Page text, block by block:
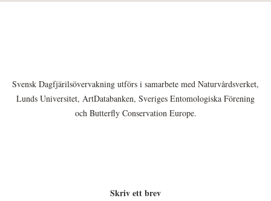
Svensk Dagfjärilsövervakning utförs i samarbete med Naturvårdsverket,
Lunds Universitet, ArtDatabanken, Sveriges Entomologiska Förening
och Butterfly Conservation Europe.
Skriv ett brev